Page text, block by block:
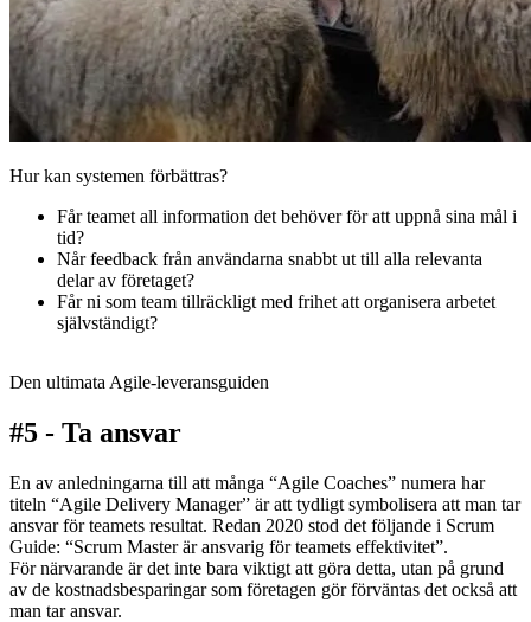
Hur kan systemen förbättras?
Får teamet all information det behöver för att uppnå sina mål i
tid?
Når feedback från användarna snabbt ut till alla relevanta
delar av företaget?
Får ni som team tillräckligt med frihet att organisera arbetet
självständigt?
Den ultimata Agile-leveransguiden
#5 - Ta ansvar
En av anledningarna till att många “Agile Coaches” numera har
titeln “Agile Delivery Manager” är att tydligt symbolisera att man tar
ansvar för teamets resultat. Redan 2020 stod det följande i Scrum
Guide: “Scrum Master är ansvarig för teamets effektivitet”.
För närvarande är det inte bara viktigt att göra detta, utan på grund
av de kostnadsbesparingar som företagen gör förväntas det också att
man tar ansvar.